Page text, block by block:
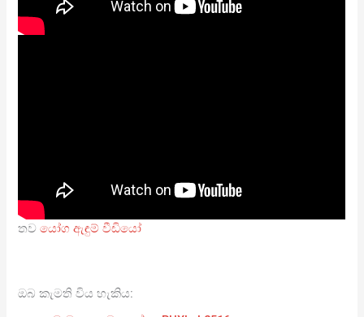
තවයෝග ඇඳුම් වීඩියෝ
ඔබ කැමති විය හැකිය: